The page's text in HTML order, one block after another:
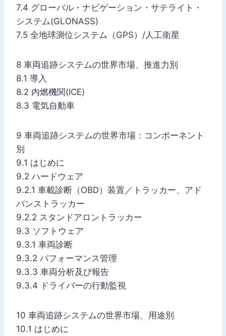
7.4 グローバル・ナビゲーション・サテライト・
システム(GLONASS)
7.5 全地球測位システム（GPS）/人工衛星
8 車両追跡システムの世界市場、推進力別
8.1 導入
8.2 内燃機関(ICE)
8.3 電気自動車
9 車両追跡システムの世界市場：コンポーネント
別
9.1 はじめに
9.2 ハードウェア
9.2.1 車載診断（OBD）装置／トラッカー、アド
バンストラッカー
9.2.2 スタンドアロントラッカー
9.3 ソフトウェア
9.3.1 車両診断
9.3.2 パフォーマンス管理
9.3.3 車両分析及び報告
9.3.4 ドライバーの行動監視
10 車両追跡システムの世界市場、用途別
10.1 はじめに